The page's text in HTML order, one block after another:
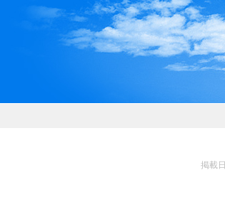
しかわおでかけ
掲載